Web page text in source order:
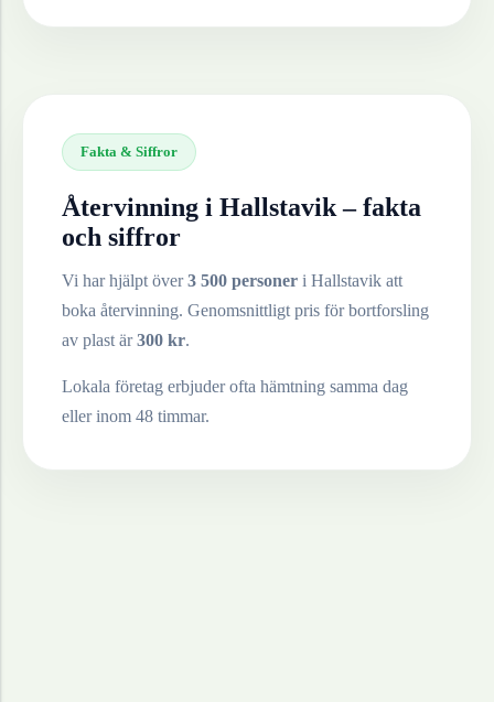
Fakta & Siffror
Återvinning i Hallstavik– fakta
och siffror
Vi har hjälpt över3 500 personer i Hallstavik att
boka återvinning. Genomsnittligt pris för bortforsling
av plast är300 kr.
Lokala företag erbjuder ofta hämtning samma dag
eller inom 48 timmar.